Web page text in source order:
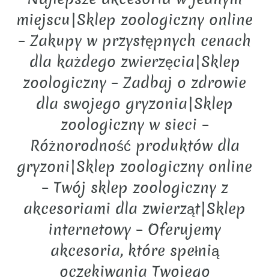
miejscu|Sklep zoologiczny online
– Zakupy w przystępnych cenach
dla każdego zwierzęcia|Sklep
zoologiczny – Zadbaj o zdrowie
dla swojego gryzonia|Sklep
zoologiczny w sieci –
Różnorodność produktów dla
gryzoni|Sklep zoologiczny online
– Twój sklep zoologiczny z
akcesoriami dla zwierząt|Sklep
internetowy – Oferujemy
akcesoria, które spełnią
oczekiwania Twojego